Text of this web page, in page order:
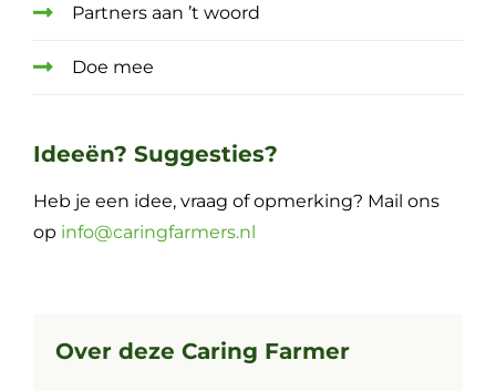
Partners aan ’t woord
Doe mee
Ideeën? Suggesties?
Heb je een idee, vraag of opmerking? Mail ons
op info@caringfarmers.nl
Over deze Caring Farmer